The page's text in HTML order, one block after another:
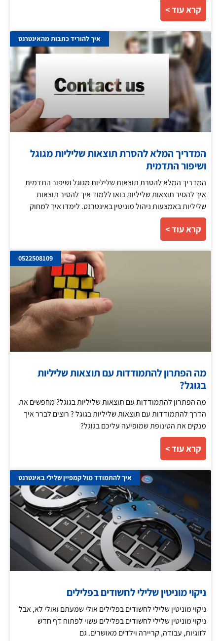
קרא עוד >
איך להוריד כתבות מהאינטרנט
המדריך המלא להסרת תוצאות שליליות מגוגל
ושיפור התדמית
המדריך המלא להסרת תוצאות שליליות מגוגל ושיפור התדמית
איך להסיר תוצאות שליליות בואו ללמוד איך להסיר תוצאות
שליליות באמצעות ניהול מוניטין באינטרנט. לימדו איך למחוק
קרא עוד >
0522508109
מה הפתרון להתמודדות עם תוצאות שליליות
בגוגל?
מה הפתרון להתמודדות עם תוצאות שליליות בגוגל? מחפשים את
הדרך להתמודדות עם תוצאות שליליות בגוגל ? רוצים לברר איך
מנקים את הטינופת שמופיעה עליכם בגוגל?
קרא עוד >
איך להתמודד מול קמפיין שלילי באינטרנט
ניקוי מוניטין שלילי לחשודים בפלילים
ניקוי מוניטין שלילי לחשודים בפלילים אולי שמעתם ואולי לא, אבל
ניקוי מוניטין שלילי לחשודים בפלילים עשוי לפתוח דף חדש
לזוגיות, עבודה, קריירה וילדים מאושרים. גם